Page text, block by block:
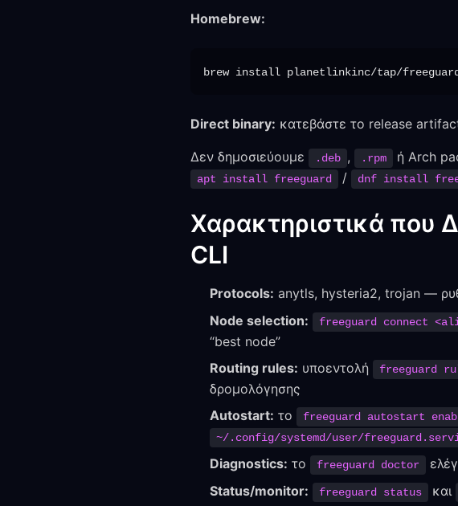
Homebrew:
Direct binary: κατεβάστε το release
Δεν δημοσιεύουμε .deb , .rpm ή Arch
apt install freeguard / dnf install
Χαρακτηριστικά που
CLI
Protocols: anytls, hysteria2, trojan —
Node selection: freeguard connect
“best node”
Routing rules: υποεντολή freeguard
δρομολόγησης
Autostart: το freeguard autostart
~/.config/systemd/user/
Diagnostics: το freeguard doctor
Status/monitor:
freeguard status και